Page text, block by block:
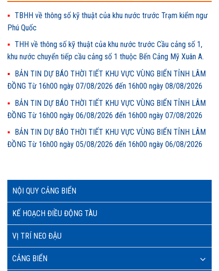
NỘI QUY CẢNG BIỂN
KẾ HOẠCH ĐIỀU ĐỘNG TÀU
VỊ TRÍ NEO ĐẬU
CẢNG BIỂN
TBHH về thông số kỹ thuật của khu nước trước Trạm kiểm ngư
Phú Quốc
THH về thông số kỹ thuật của khu nước trước Cầu cảng số 1,
khu nước chuyển tiếp cầu cảng số 1 thuộc Bến Cảng Mỹ Xuân A.
BẢN TIN DỰ BÁO THỜI TIẾT KHU VỰC VÙNG BIỂN TỈNH LÂM
ĐỒNG Từ 16h00 ngày 07/08/2026 đến 16h00 ngày 08/08/2026
BẢN TIN DỰ BÁO THỜI TIẾT KHU VỰC VÙNG BIỂN TỈNH LÂM
ĐỒNG Từ 16h00 ngày 06/08/2026 đến 16h00 ngày 07/08/2026
BẢN TIN DỰ BÁO THỜI TIẾT KHU VỰC VÙNG BIỂN TỈNH LÂM
ĐỒNG Từ 16h00 ngày 05/08/2026 đến 16h00 ngày 06/08/2026